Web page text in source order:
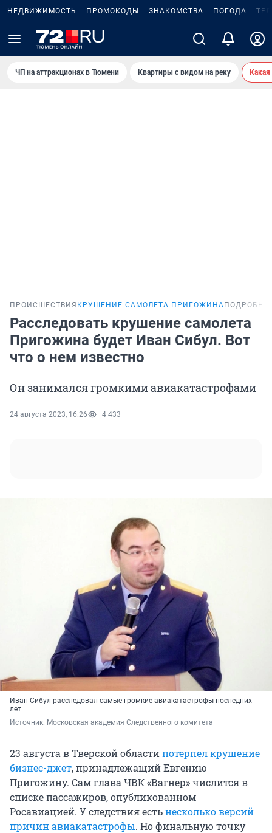
НЕДВИЖИМОСТЬ ПРОМОКОДЫ ЗНАКОМСТВА ПОГОДА
ЧП на аттракционах в Тюмени Квартиры с видом на реку
ПРОИСШЕСТВИЯ КРУШЕНИЕ САМОЛЕТА ПРИГОЖИНА
Расследовать крушение самолета
Пригожина будет Иван Сибул. Вот
что о нем известно
Он занимался громкими авиакатастрофами
24 августа 2023, 16:26 4 433
Иван Сибул расследовал самые громкие авиакатастрофы последних
лет
Источник: Московская академия Следственного комитета
23 августа в Тверской областипотерпел крушение
бизнес-джет, принадлежащий Евгению
Пригожину. Сам глава ЧВК «Вагнер» числится в
списке пассажиров, опубликованном
Росавиацией. У следствия естьнесколько версий
причин авиакатастрофы. Но финальную точку